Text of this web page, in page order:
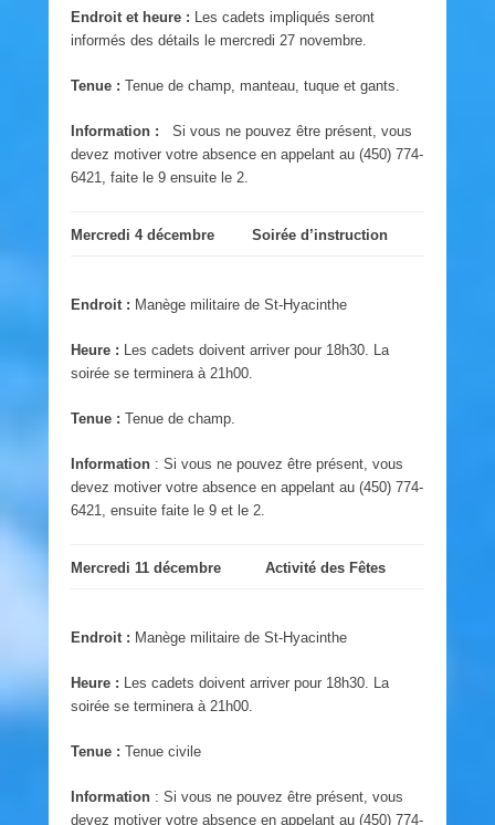
Endroit et heure : Les cadets impliqués seront
informés des détails le mercredi 27 novembre.
Tenue : Tenue de champ, manteau, tuque et gants.
Information : Si vous ne pouvez être présent, vous
devez motiver votre absence en appelant au (450) 774-
6421, faite le 9 ensuite le 2.
Mercredi 4 décembre Soirée d’instruction
Endroit : Manège militaire de St-Hyacinthe
Heure : Les cadets doivent arriver pour 18h30. La
soirée se terminera à 21h00.
Tenue : Tenue de champ.
Information : Si vous ne pouvez être présent, vous
devez motiver votre absence en appelant au (450) 774-
6421, ensuite faite le 9 et le 2.
Mercredi 11 décembre Activité des Fêtes
Endroit : Manège militaire de St-Hyacinthe
Heure : Les cadets doivent arriver pour 18h30. La
soirée se terminera à 21h00.
Tenue : Tenue civile
Information : Si vous ne pouvez être présent, vous
devez motiver votre absence en appelant au (450) 774-